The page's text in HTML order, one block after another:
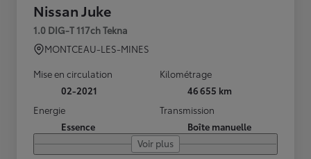
Nissan Juke
1.0 DIG-T 117ch Tekna
MONTCEAU-LES-MINES
Mise en circulation
02-2021
Kilométrage
46 655 km
Energie
Essence
Transmission
Boîte manuelle
Voir plus